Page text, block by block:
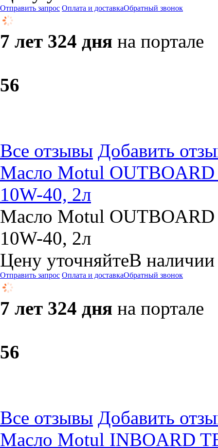
Отправить запрос Оплата и доставкаОбратный звонок
7 лет 324 дня на портале
56
Все отзывы Добавить
Масло Motul OUTBOARD
10W-40, 2л
Масло Motul OUTBOARD
10W-40, 2л
Цену уточняйтеВ наличии
Отправить запрос Оплата и доставкаОбратный звонок
7 лет 324 дня на портале
56
Все отзывы Добавить
Масло Motul INBOARD